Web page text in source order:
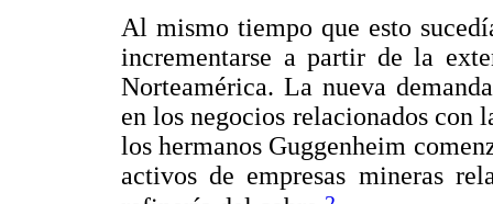
Al mismo tiempo que esto
incrementarse a partir de la
Norteamérica. La nueva
en los negocios relacionados con
los hermanos Guggenheim
activos de empresas mineras